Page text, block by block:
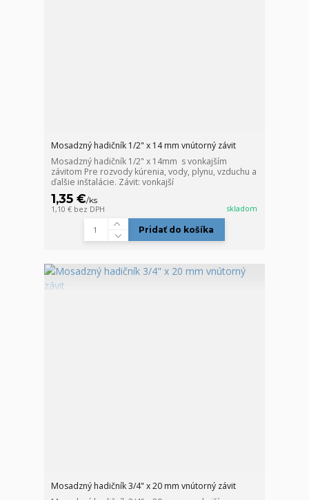
Mosadzný hadičník 1/2" x 14 mm vnútorný závit
Mosadzný hadičník 1/2" x 14mm s vonkajším
závitom Pre rozvody kúrenia, vody, plynu, vzduchu a
ďalšie inštalácie. Závit: vonkajší
1,35 €/ks
1,10 € bez DPH skladom
Pridať do košíka
Mosadzný hadičník 3/4" x 20 mm vnútorný závit